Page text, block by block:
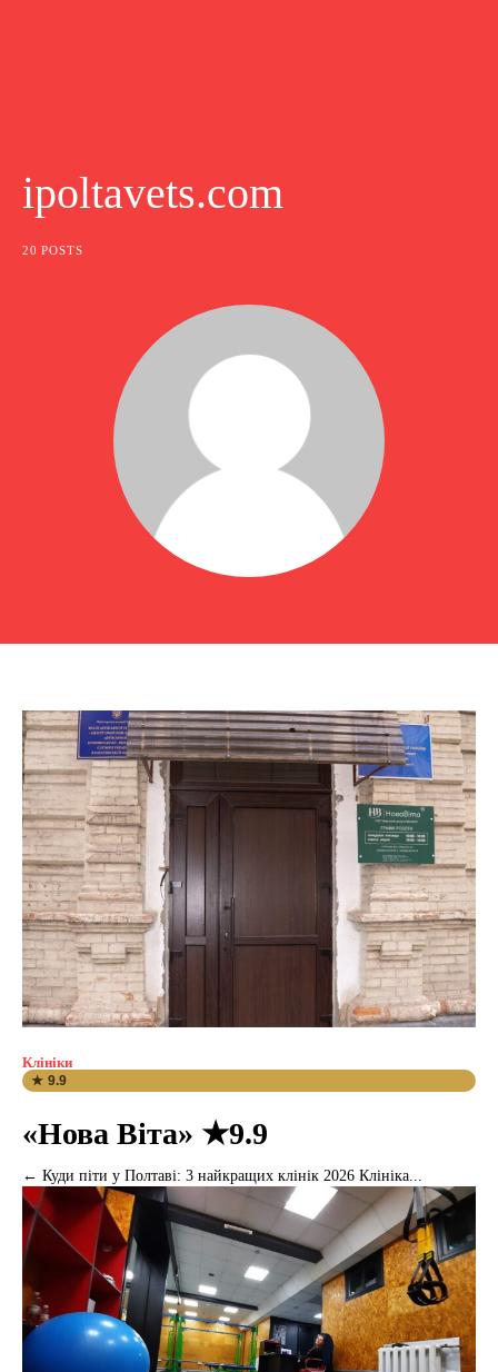
ipoltavets.com
20 POSTS
Клініки
★ 9.9
«Нова Віта» ★9.9
← Куди піти у Полтаві: 3 найкращих клінік 2026 Клініка...